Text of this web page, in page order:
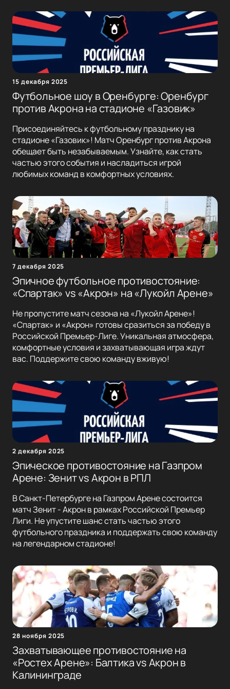
15 декабря 2025
Футбольное шоу в Оренбурге: Оренбург
против Акрона на стадионе «Газовик»
Присоединяйтесь к футбольному празднику на
стадионе «Газовик»! Матч Оренбург против Акрона
обещает быть незабываемым. Узнайте, как стать
частью этого события и насладиться игрой
любимых команд в комфортных условиях.
7 декабря 2025
Эпичное футбольное противостояние:
«Спартак» vs «Акрон» на «Лукойл Арене»
Не пропустите матч сезона на «Лукойл Арене»!
«Спартак» и «Акрон» готовы сразиться за победу в
Российской Премьер-Лиге. Уникальная атмосфера,
комфортные условия и захватывающая игра ждут
вас. Поддержите свою команду вживую!
2 декабря 2025
Эпическое противостояние на Газпром
Арене: Зенит vs Акрон в РПЛ
В Санкт-Петербурге на Газпром Арене состоится
матч Зенит - Акрон в рамках Российской Премьер
Лиги. Не упустите шанс стать частью этого
футбольного праздника и поддержать свою команду
на легендарном стадионе!
28 ноября 2025
Захватывающее противостояние на
«Ростех Арене»: Балтика vs Акрон в
Калининграде